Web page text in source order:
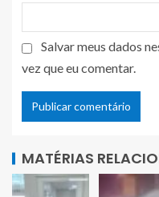
Salvar meus dados
vez que eu comentar.
MATÉRIAS